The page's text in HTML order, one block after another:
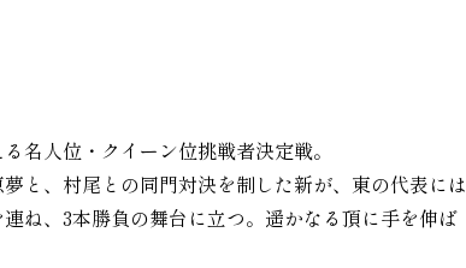
名人位・クイーン位挑戦者決定戦。
と、村尾との同門対決を制した新が、東の代表には
ね、3本勝負の舞台に立つ。遥かなる頂に手を伸ば